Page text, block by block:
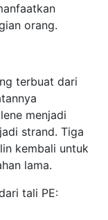
orang.
terbuat dari
menjadi
strand. Tiga
kembali untuk
lama.
tali PE: